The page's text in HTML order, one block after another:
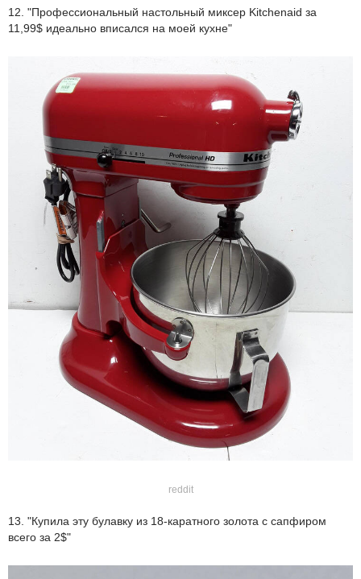
12. "Профессиональный настольный миксер Kitchenaid за
11,99$ идеально вписался на моей кухне"
reddit
13. "Купила эту булавку из 18-каратного золота с сапфиром
всего за 2$"